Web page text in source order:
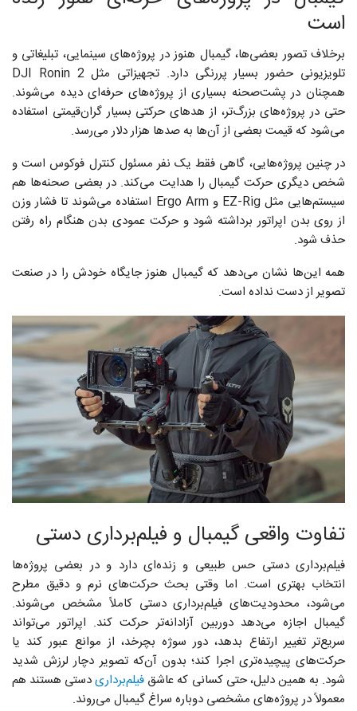
است
برخلاف تصور بعضی‌ها، گیمبال هنوز در پروژه‌های سینمایی، تبلیغاتی و
تلویزیونی حضور بسیار پررنگی دارد. تجهیزاتی مثل DJI Ronin 2
همچنان در پشت‌صحنه بسیاری از پروژه‌های حرفه‌ای دیده می‌شوند.
حتی در پروژه‌های بزرگ‌تر، از هدهای حرکتی بسیار گران‌قیمتی استفاده
می‌شود که قیمت بعضی از آن‌ها به صدها هزار دلار می‌رسد.
در چنین پروژه‌هایی، گاهی فقط یک نفر مسئول کنترل فوکوس است و
شخص دیگری حرکت گیمبال را هدایت می‌کند. در بعضی صحنه‌ها هم
سیستم‌هایی مثل EZ-Rig و Ergo Arm استفاده می‌شوند تا فشار وزن
از روی بدن اپراتور برداشته شود و حرکت عمودی بدن هنگام راه رفتن
حذف شود.
همه این‌ها نشان می‌دهد که گیمبال هنوز جایگاه خودش را در صنعت
تصویر از دست نداده است.
تفاوت واقعی گیمبال و فیلم‌برداری دستی
فیلم‌برداری دستی حس طبیعی و زنده‌ای دارد و در بعضی پروژه‌ها
انتخاب بهتری است. اما وقتی بحث حرکت‌های نرم و دقیق مطرح
می‌شود، محدودیت‌های فیلم‌برداری دستی کاملاً مشخص می‌شوند.
گیمبال اجازه می‌دهد دوربین آزادانه‌تر حرکت کند. اپراتور می‌تواند
سریع‌تر تغییر ارتفاع بدهد، دور سوژه بچرخد، از موانع عبور کند یا
حرکت‌های پیچیده‌تری اجرا کند؛ بدون آن‌که تصویر دچار لرزش شدید
شود. به همین دلیل، حتی کسانی که عاشق فیلم‌برداریدستی هستند هم
معمولاً در پروژه‌های مشخصی دوباره سراغ گیمبال می‌روند.